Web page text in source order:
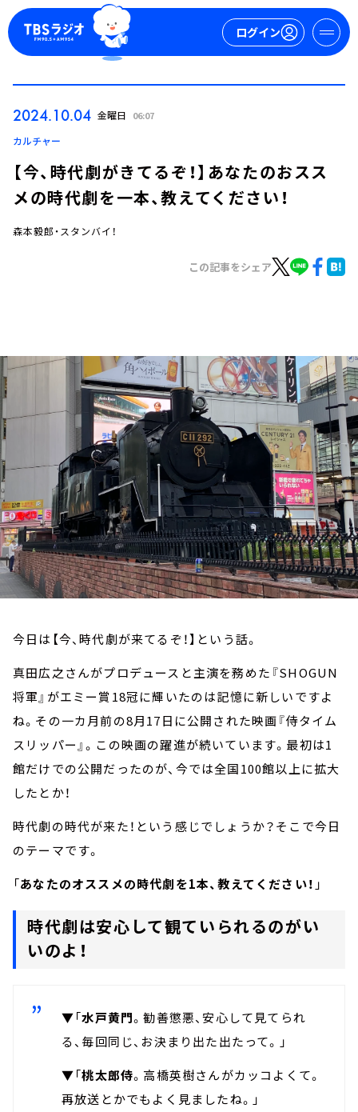
ログイン
お知らせ
イベント・グッズ
YouTube
会社情報
2024.10.04 金曜日 06:07
カルチャー
【今、時代劇がきてるぞ！】あなたのおスス
メの時代劇を一本、教えてください！
森本毅郎・スタンバイ！
この記事をシェア
今日は【今、時代劇が来てるぞ！】という話。
真田広之さんがプロデュースと主演を務めた『SHOGUN
将軍』がエミー賞18冠に輝いたのは記憶に新しいですよ
ね。その一カ月前の8月17日に公開された映画『侍タイム
スリッパー』。この映画の躍進が続いています。最初は1
館だけでの公開だったのが、今では全国100館以上に拡大
したとか！
時代劇の時代が来た！という感じでしょうか？そこで今日
のテーマです。
「あなたのオススメの時代劇を1本、教えてください！ 」
時代劇は安心して観ていられるのがい
いのよ！
▼「水戸黄門。勧善懲悪、安心して見てられ
る、毎回同じ、お決まり出た出たって。」
▼「桃太郎侍。高橋英樹さんがカッコよくて。
再放送とかでもよく見ましたね。」